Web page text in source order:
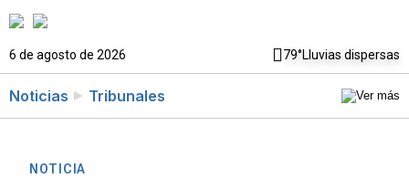
6 de agosto de 2026 79°Lluvias dispersas
Noticias Tribunales
NOTICIA